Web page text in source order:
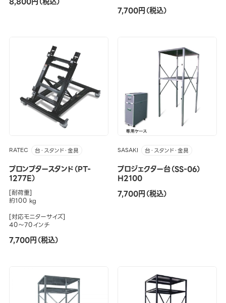
7,700円（税込）
RATEC 台・スタンド・金具
プロンプタースタンド（PT-
1277E）
[耐荷重]
約100 kg
[対応モニターサイズ]
40～70インチ
7,700円（税込）
SASAKI 台・スタンド・金具
プロジェクター台（SS-06）
H2100
7,700円（税込）